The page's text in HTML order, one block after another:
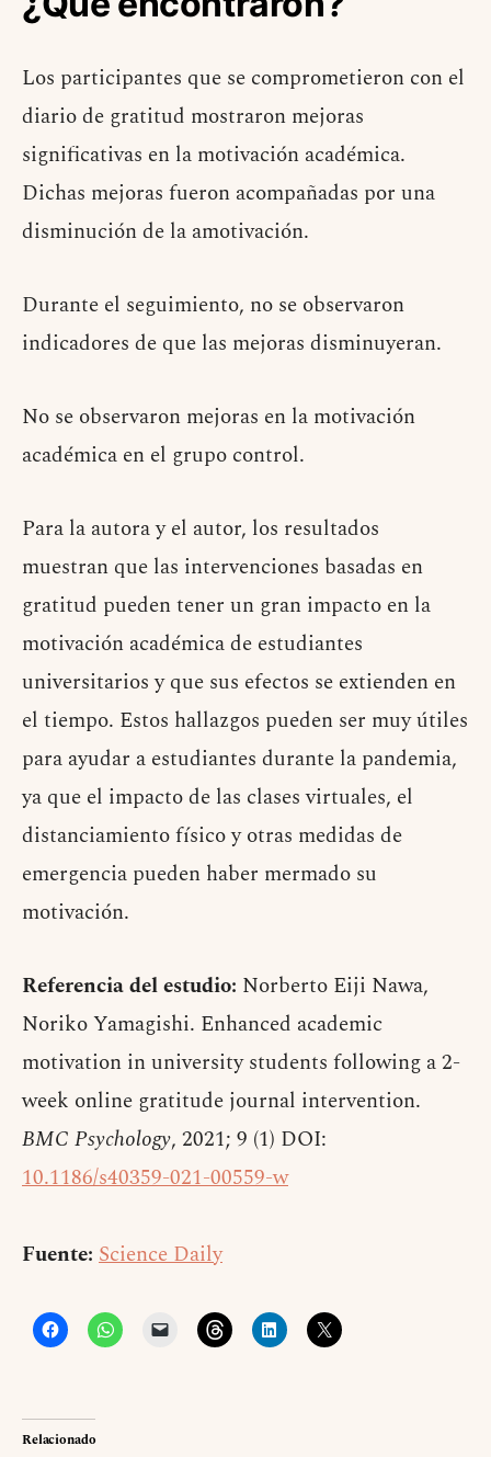
Los participantes que se comprometieron con el
diario de gratitud mostraron mejoras
significativas en la motivación académica.
Dichas mejoras fueron acompañadas por una
disminución de la amotivación.
Durante el seguimiento, no se observaron
indicadores de que las mejoras disminuyeran.
No se observaron mejoras en la motivación
académica en el grupo control.
Para la autora y el autor, los resultados
muestran que las intervenciones basadas en
gratitud pueden tener un gran impacto en la
motivación académica de estudiantes
universitarios y que sus efectos se extienden en
el tiempo. Estos hallazgos pueden ser muy útiles
para ayudar a estudiantes durante la pandemia,
ya que el impacto de las clases virtuales, el
distanciamiento físico y otras medidas de
emergencia pueden haber mermado su
motivación.
Referencia del estudio: Norberto Eiji Nawa,
Noriko Yamagishi. Enhanced academic
motivation in university students following a 2-
week online gratitude journal intervention.
BMC Psychology, 2021; 9 (1) DOI:
10.1186/s40359-021-00559-w
Fuente: Science Daily
Relacionado